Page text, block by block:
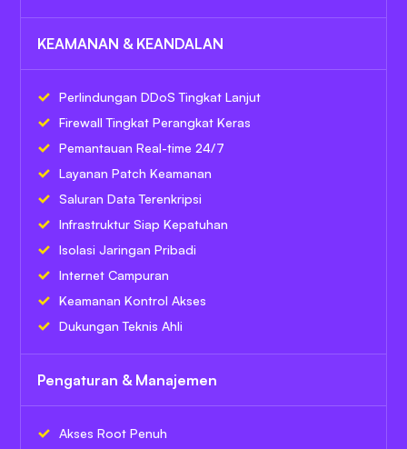
KEAMANAN & KEANDALAN
Perlindungan DDoS Tingkat Lanjut
Firewall Tingkat Perangkat Keras
Pemantauan Real-time 24/7
Layanan Patch Keamanan
Saluran Data Terenkripsi
Infrastruktur Siap Kepatuhan
Isolasi Jaringan Pribadi
Internet Campuran
Keamanan Kontrol Akses
Dukungan Teknis Ahli
Pengaturan & Manajemen
Akses Root Penuh